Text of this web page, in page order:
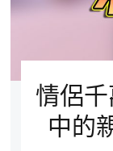
情侶
中的